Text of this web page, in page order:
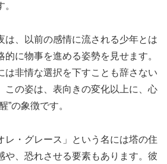
は、以前の感情に流される少年とは
に物事を進める姿勢を見せます。
は非情な選択を下すことも辞さない
この姿は、表向きの変化以上に、心
”の象徴です。
レ・グレース」という名には塔の住
や、恐れさせる要素もあります。彼